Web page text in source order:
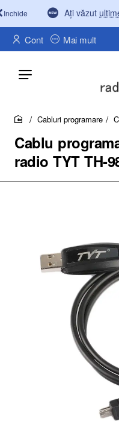
Ați văzut
Inchide
Cont Mai mult
Cablu
radio TYT TH-
home
Cabluri programare